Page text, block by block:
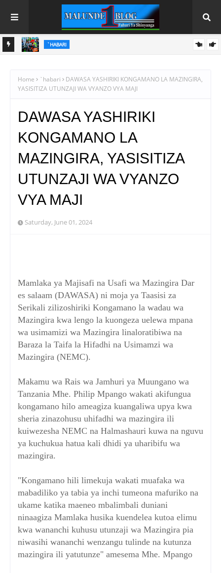
`HABARI
Home `habari
DAWASA YASHIRIKI KONGAMANO LA MAZINGIRA,
YASISITIZA UTUNZAJI WA VYANZO VYA MAJI
DAWASA YASHIRIKI
KONGAMANO LA
MAZINGIRA, YASISITIZA
UTUNZAJI WA VYANZO
VYA MAJI
Saturday, June 01, 2024
Mamlaka ya Majisafi na Usafi wa Mazingira Dar
es salaam (DAWASA) ni moja ya Taasisi za
Serikali zilizoshiriki Kongamano la wadau wa
Mazingira kwa lengo la kuongeza uelewa mpana
wa usimamizi wa Mazingira linaloratibiwa na
Baraza la Taifa la Hifadhi na Usimamzi wa
Mazingira (NEMC).
Makamu wa Rais wa Jamhuri ya Muungano wa
Tanzania Mhe. Philip Mpango wakati akifungua
kongamano hilo ameagiza kuangaliwa upya kwa
sheria zinazohusu uhifadhi wa mazingira ili
kuiwezesha NEMC na Halmashauri kuwa na nguvu
ya kuchukua hatua kali dhidi ya uharibifu wa
mazingira.
"Kongamano hili limekuja wakati muafaka wa
mabadiliko ya tabia ya inchi tumeona mafuriko na
ukame katika maeneo mbalimbali duniani
ninaagiza Mamlaka husika kuendelea kutoa elimu
kwa wananchi kuhusu utunzaji wa Mazingira pia
niwasihi wananchi wenzangu tulinde na kutunza
mazingira ili yatutunze" amesema Mhe. Mpango